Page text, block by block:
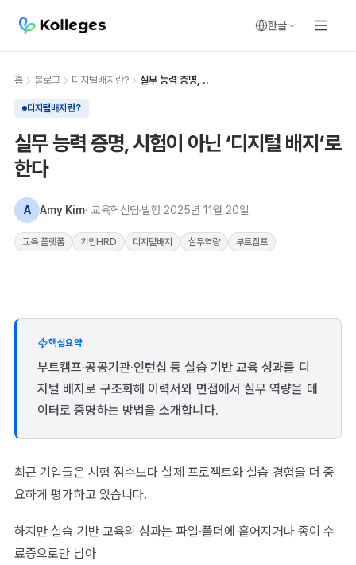
한글
홈 블로그 디지털배지란? 실무 능력 증명, ..
디지털배지란?
실무 능력 증명, 시험이 아닌 ‘디지털 배지’로
한다
A Amy Kim· 교육혁신팀 발행 2025년 11월 20일
교육 플랫폼 기업HRD 디지털배지 실무역량 부트캠프
핵심요약
부트캠프·공공기관·인턴십 등 실습 기반 교육 성과를 디
지털 배지로 구조화해 이력서와 면접에서 실무 역량을 데
이터로 증명하는 방법을 소개합니다.
최근 기업들은 시험 점수보다 실제 프로젝트와 실습 경험을 더 중
요하게 평가하고 있습니다.
하지만 실습 기반 교육의 성과는 파일·폴더에 흩어지거나 종이 수
료증으로만 남아